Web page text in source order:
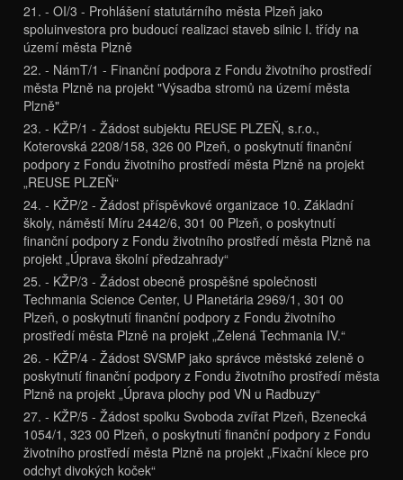
21. - OI/3 - Prohlášení statutárního města Plzeň jako
spoluinvestora pro budoucí realizaci staveb silnic I. třídy na
území města Plzně
22. - NámT/1 - Finanční podpora z Fondu životního prostředí
města Plzně na projekt "Výsadba stromů na území města
Plzně"
23. - KŽP/1 - Žádost subjektu REUSE PLZEŇ, s.r.o.,
Koterovská 2208/158, 326 00 Plzeň, o poskytnutí finanční
podpory z Fondu životního prostředí města Plzně na projekt
„REUSE PLZEŇ“
24. - KŽP/2 - Žádost příspěvkové organizace 10. Základní
školy, náměstí Míru 2442/6, 301 00 Plzeň, o poskytnutí
finanční podpory z Fondu životního prostředí města Plzně na
projekt „Úprava školní předzahrady“
25. - KŽP/3 - Žádost obecně prospěšné společnosti
Techmania Science Center, U Planetária 2969/1, 301 00
Plzeň, o poskytnutí finanční podpory z Fondu životního
prostředí města Plzně na projekt „Zelená Techmania IV.“
26. - KŽP/4 - Žádost SVSMP jako správce městské zeleně o
poskytnutí finanční podpory z Fondu životního prostředí města
Plzně na projekt „Úprava plochy pod VN u Radbuzy“
27. - KŽP/5 - Žádost spolku Svoboda zvířat Plzeň, Bzenecká
1054/1, 323 00 Plzeň, o poskytnutí finanční podpory z Fondu
životního prostředí města Plzně na projekt „Fixační klece pro
odchyt divokých koček“